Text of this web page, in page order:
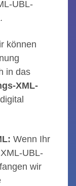
UBL-
können
in das
XML-
Wenn Ihr
UBL-
wir